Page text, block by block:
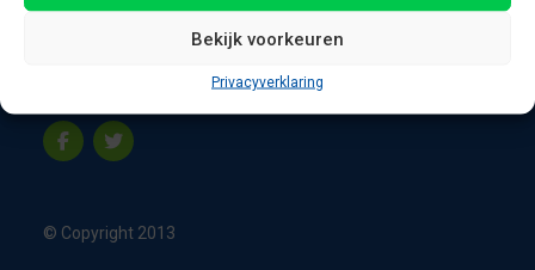
Bekijk voorkeuren
Privacyverklaring
info@appelbouw.nl
© Copyright 2013